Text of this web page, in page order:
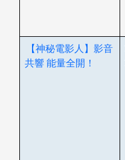
【神秘電影人】影音
共響 能量全開！